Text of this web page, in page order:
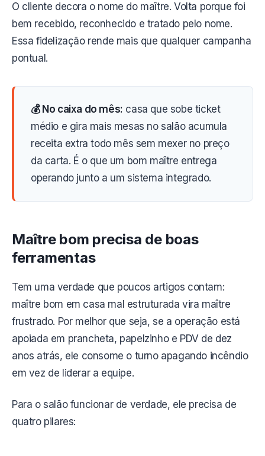
O cliente decora o nome do maître. Volta porque foi
bem recebido, reconhecido e tratado pelo nome.
Essa fidelização rende mais que qualquer campanha
pontual.
💰 No caixa do mês: casa que sobe ticket
médio e gira mais mesas no salão acumula
receita extra todo mês sem mexer no preço
da carta. É o que um bom maître entrega
operando junto a um sistema integrado.
Maître bom precisa de boas
ferramentas
Tem uma verdade que poucos artigos contam:
maître bom em casa mal estruturada vira maître
frustrado. Por melhor que seja, se a operação está
apoiada em prancheta, papelzinho e PDV de dez
anos atrás, ele consome o turno apagando incêndio
em vez de liderar a equipe.
Para o salão funcionar de verdade, ele precisa de
quatro pilares: